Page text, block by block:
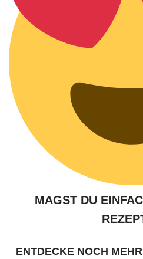
MAGST DU
ENTDECKE NOCH